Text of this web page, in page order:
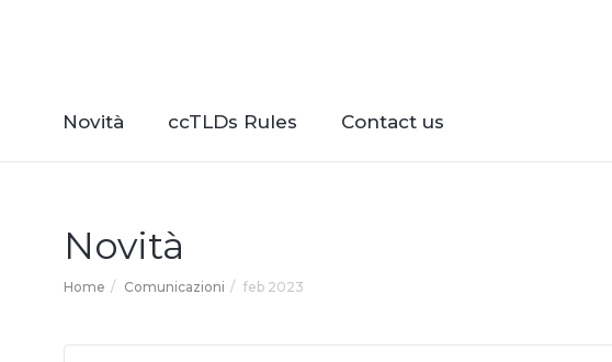
Novità ccTLDs Rules Contact us
Novità
Home Comunicazioni feb 2023